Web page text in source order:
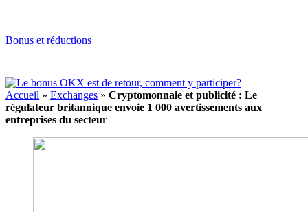
Bonus et réductions
Accueil » Exchanges » Cryptomonnaie et publicité : Le
régulateur britannique envoie 1 000 avertissements aux
entreprises du secteur